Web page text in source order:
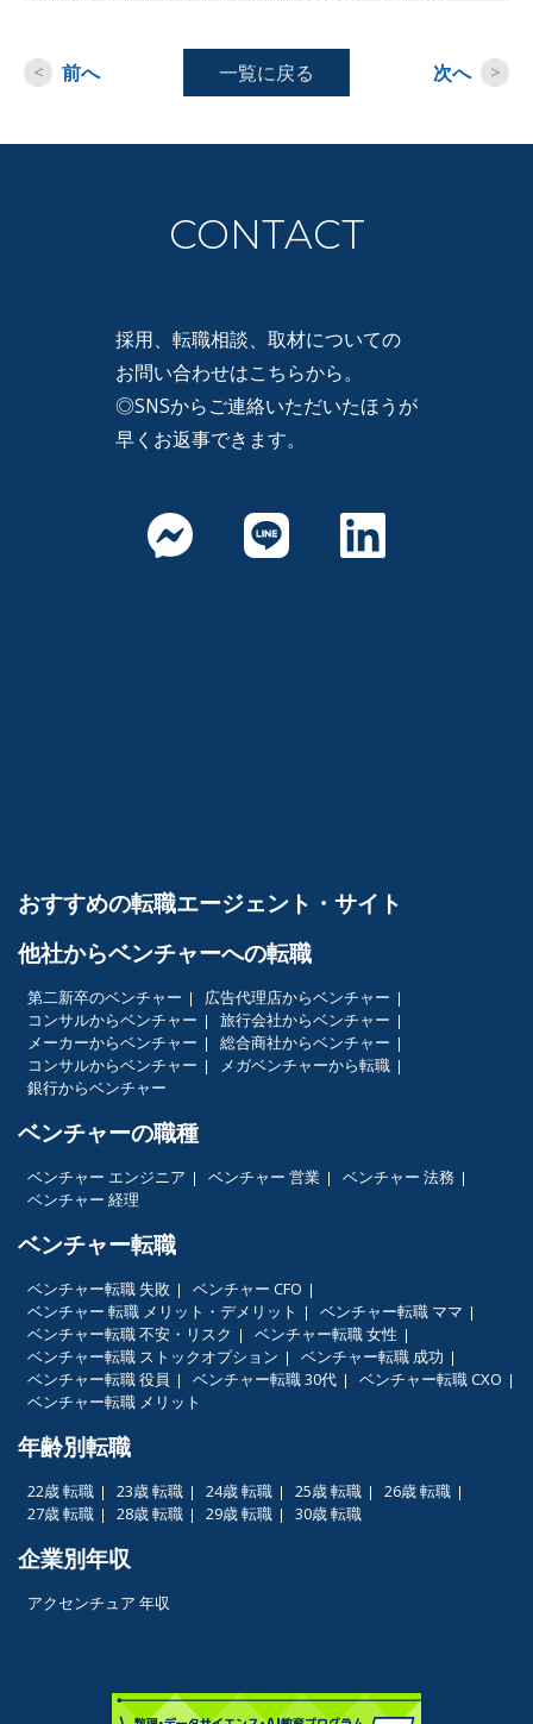
< 前へ 一覧に戻る 次へ >
CONTACT
採用、転職相談、取材についての
お問い合わせはこちらから。
◎SNSからご連絡いただいたほうが
早くお返事できます。
おすすめの転職エージェント・サイト
他社からベンチャーへの転職
第二新卒のベンチャー
広告代理店からベンチャー
コンサルからベンチャー
旅行会社からベンチャー
メーカーからベンチャー
総合商社からベンチャー
コンサルからベンチャー
メガベンチャーから転職
銀行からベンチャー
ベンチャーの職種
ベンチャー エンジニア ベンチャー 営業
ベンチャー 法務
ベンチャー 経理
ベンチャー転職
ベンチャー転職 失敗
ベンチャー CFO
ベンチャー 転職 メリット・デメリット
ベンチャー転職 ママ
ベンチャー転職 不安・リスク
ベンチャー転職 女性
ベンチャー転職 ストックオプション
ベンチャー転職 成功
ベンチャー転職 役員
ベンチャー転職 30代
ベンチャー転職 CXO
ベンチャー転職 メリット
年齢別転職
22歳 転職 23歳 転職 24歳 転職 25歳 転職
26歳 転職
27歳 転職
28歳 転職 29歳 転職 30歳 転職
企業別年収
アクセンチュア 年収